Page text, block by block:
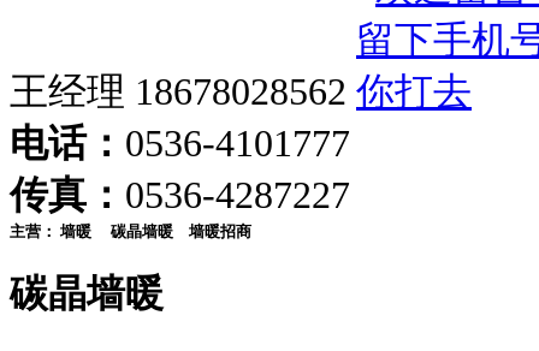
王经理 18678028562
电话： 0536-4101777
传真： 0536-4287227
主营： 墙暖 碳晶墙暖 墙暖招商
碳晶墙暖